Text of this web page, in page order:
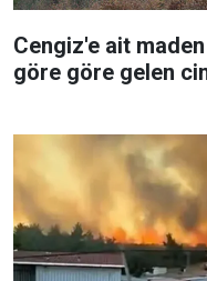
Cengiz'e ait
göre göre gelen